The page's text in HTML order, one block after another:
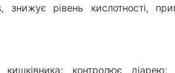
рівень кислотності,
контролює